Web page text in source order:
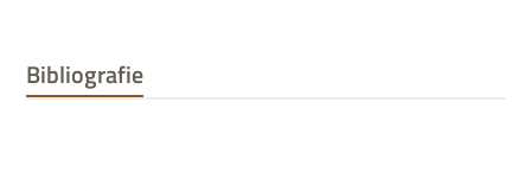
Bibliografie